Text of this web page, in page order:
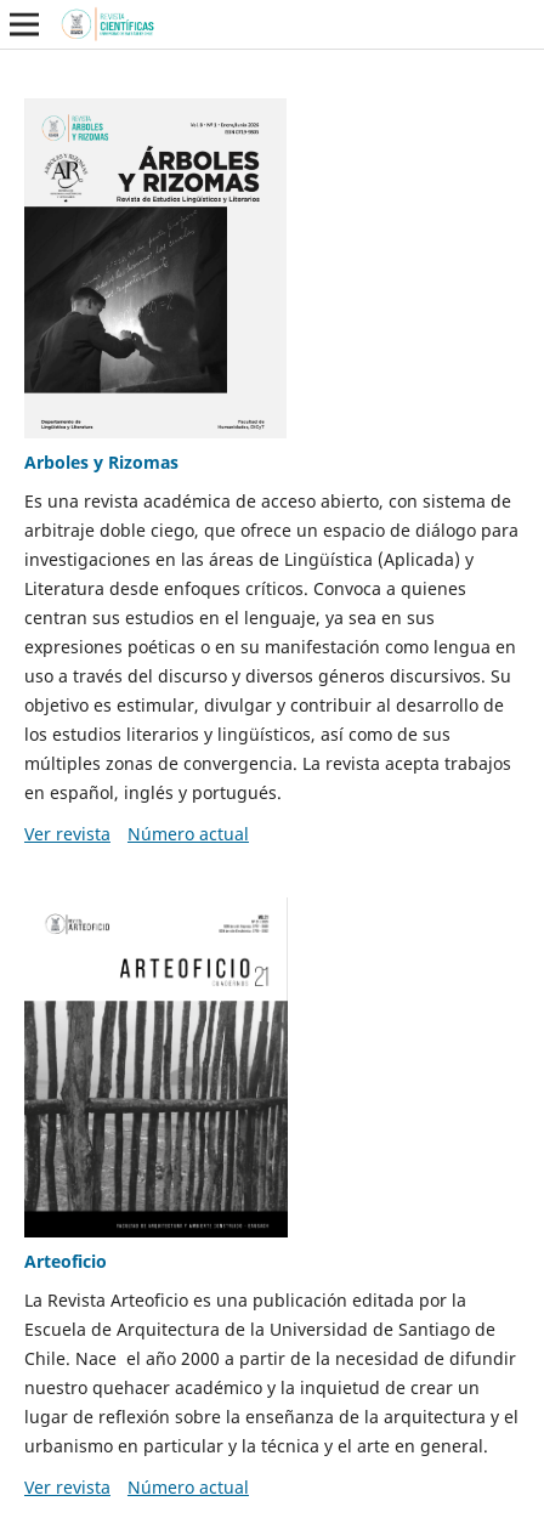
Arboles y Rizomas
Es una revista académica de acceso abierto, con sistema de
arbitraje doble ciego, que ofrece un espacio de diálogo para
investigaciones en las áreas de Lingüística (Aplicada) y
Literatura desde enfoques críticos. Convoca a quienes
centran sus estudios en el lenguaje, ya sea en sus
expresiones poéticas o en su manifestación como lengua en
uso a través del discurso y diversos géneros discursivos. Su
objetivo es estimular, divulgar y contribuir al desarrollo de
los estudios literarios y lingüísticos, así como de sus
múltiples zonas de convergencia. La revista acepta trabajos
en español, inglés y portugués.
Ver revista
Número actual
Arteoficio
La Revista Arteoficio es una publicación editada por la
Escuela de Arquitectura de la Universidad de Santiago de
Chile. Nace el año 2000 a partir de la necesidad de difundir
nuestro quehacer académico y la inquietud de crear un
lugar de reflexión sobre la enseñanza de la arquitectura y el
urbanismo en particular y la técnica y el arte en general.
Ver revista
Número actual